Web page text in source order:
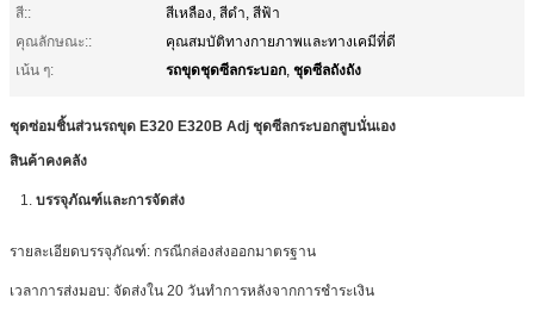
สี::
สีเหลือง, สีดำ, สีฟ้า
คุณลักษณะ::
คุณสมบัติทางกายภาพและทางเคมีที่ดี
เน้น ๆ:
รถขุดชุดซีลกระบอก, ชุดซีลถังถัง
ชุดซ่อมชิ้นส่วนรถขุด E320 E320B Adj ชุดซีลกระบอกสูบนั่นเอง
สินค้าคงคลัง
1. บรรจุภัณฑ์และการจัดส่ง
รายละเอียดบรรจุภัณฑ์: กรณีกล่องส่งออกมาตรฐาน
เวลาการส่งมอบ: จัดส่งใน 20 วันทำการหลังจากการชำระเงิน